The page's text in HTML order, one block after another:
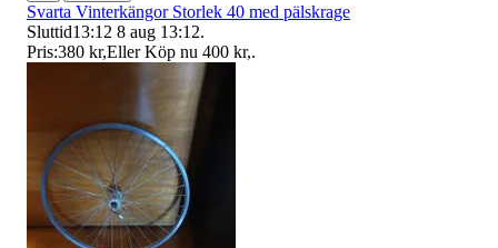
Svarta Vinterkängor Storlek 40 med pälskrage
Sluttid13:12 8 aug 13:12.
Pris:380 kr,Eller Köp nu 400 kr,.